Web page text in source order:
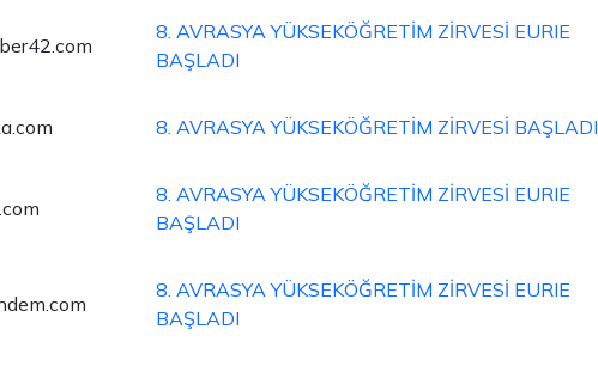
8. AVRASYA YÜKSEKÖĞRETİM ZİRVESİ EURIE
BAŞLADI
8. AVRASYA YÜKSEKÖĞRETİM ZİRVESİ BAŞLADI
8. AVRASYA YÜKSEKÖĞRETİM ZİRVESİ EURIE
BAŞLADI
8. AVRASYA YÜKSEKÖĞRETİM ZİRVESİ EURIE
BAŞLADI